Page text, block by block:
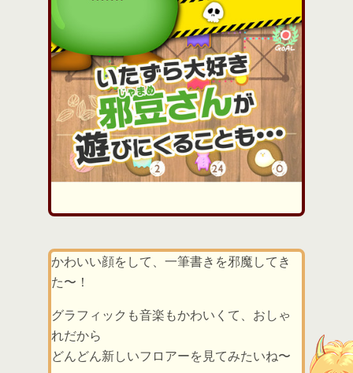
かわいい顔をして、一筆書きを邪魔してき
た〜！
グラフィックも音楽もかわいくて、おしゃ
れだから
どんどん新しいフロアーを見てみたいね〜